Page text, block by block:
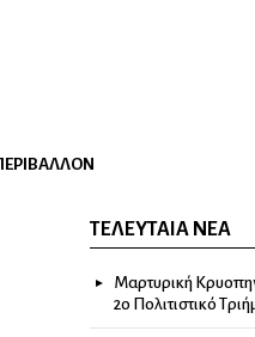
ΤΕΛΕΥΤΑΊΑ ΝΈΑ
Μαρτυρική
2ο Πολιτιστικό